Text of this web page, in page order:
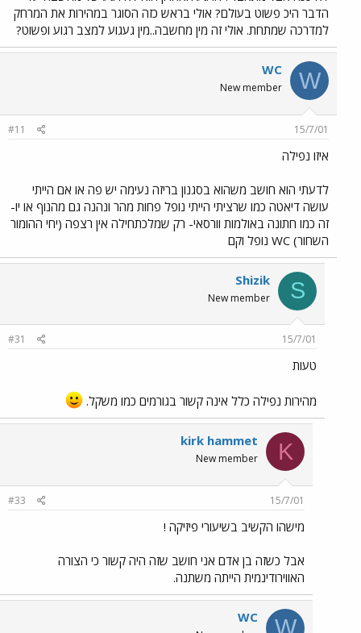
הדבר היכ פשוט בעולם? אולי בראש כזה הסוגר במהירות את המרחק
למדרכה שמתחת. אולי זה מין מחשבה..מין געגוע למצב רגוע ופשוט?
W
WC
New member
15/7/01
#11
איזו נפילה
לדעתי הוא חושב משהוא בסגנון בריזה נעימה יש פה או אם הייתי
עושה דיאטה כמו שרציתי הייתי נופל פחות מהר ונהנה גם מהנוף או יו-
זה כמו חתונה באולמות וורסאי- רק שמלכתחילה אין רצפה (יחי ההומור
השחור) WC נופל וקם
S
Shizik
New member
15/7/01
#31
טעות
מהירות נפילה כלל אינה קשור בגורמים כמו משקל.
K
kirk hammet
New member
15/7/01
#33
מישהו הקשיב בשיעורי פיזיקה !
אבל כשזה בן אדם אני חושב שזה היה קשור כי הצורה
האווירודינמית הייתה משתנה.
W
WC